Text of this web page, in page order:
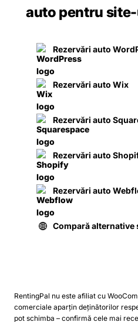
auto pentru
Rezervări auto
Rezervări auto Wix
Rezervări auto
Rezervări auto
Rezervări auto
Compară alternative
RentingPal nu este afiliat cu
comerciale aparțin deținătorilor
pot schimba – confirmă cele mai